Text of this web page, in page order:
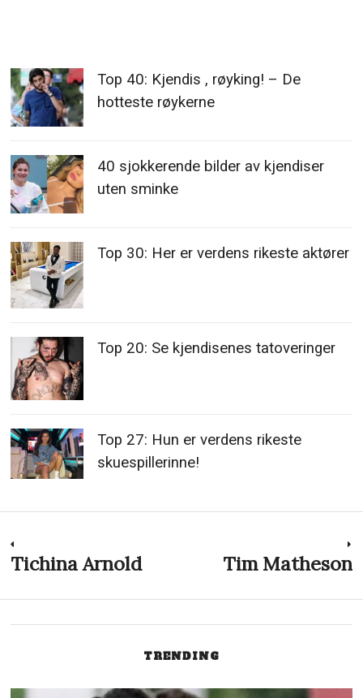
Top 40: Kjendis , røyking! – De
hotteste røykerne
40 sjokkerende bilder av kjendiser
uten sminke
Top 30: Her er verdens rikeste aktører
Top 20: Se kjendisenes tatoveringer
Top 27: Hun er verdens rikeste
skuespillerinne!
Innleggsnavigasjon
Previous
Tichina Arnold Tim Matheson
TRENDING